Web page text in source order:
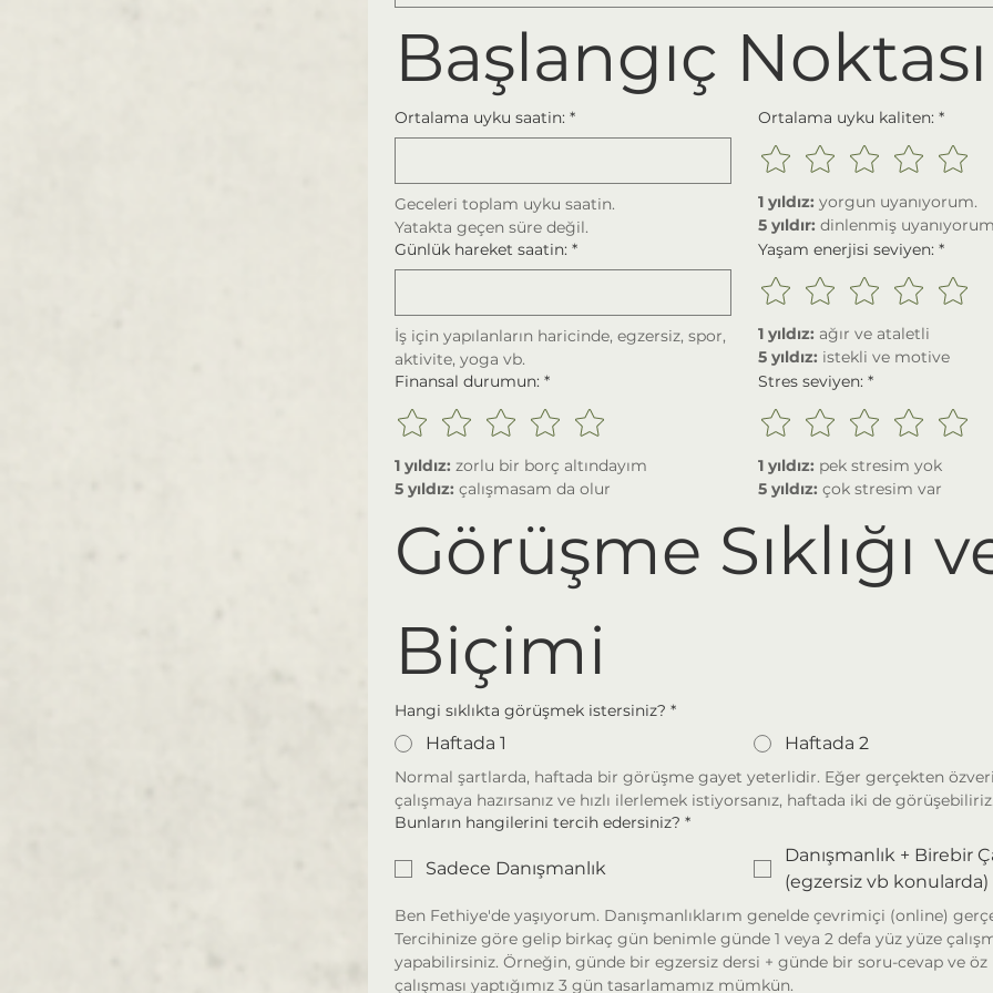
Başlangıç Noktası
Ortalama uyku saatin: *
Yatakta geçen süre değil.
Ortalama uyku kaliten: *
1 yıldız: yorgun uyanıyorum.
5 yıldır: dinlenmiş
Günlük hareket saatin: *
İş için yapılanların haricinde, egzersiz, spor,
aktivite, yoga vb.
Yaşam enerjisi seviyen: *
1 yıldız: ağır ve ataletli
5 yıldız: istekli ve motive
Finansal durumun: *
1 yıldız: zorlu bir borç altındayım
5 yıldız: çalışmasam da olur
Stres seviyen: *
1 yıldız: pek stresim yok
5 yıldız: çok stresim var
Görüşme Sıklığı
Biçimi
Hangi sıklıkta görüşmek istersiniz? *
Haftada 1 Haftada 2
Normal şartlarda, haftada bir görüşme gayet yeterlidir. Eğer gerçekten
çalışmaya hazırsanız ve hızlı ilerlemek istiyorsanız, haftada iki de
Bunların hangilerini tercih edersiniz? *
Sadece Danışmanlık
Danışmanlık + Birebir
(egzersiz vb konularda)
Ben Fethiye'de yaşıyorum. Danışmanlıklarım genelde çevrimiçi (online)
Tercihinize göre gelip birkaç gün benimle günde 1 veya 2 defa yüz yüze
yapabilirsiniz. Örneğin, günde bir egzersiz dersi + günde bir soru-cevap ve öz
çalışması yaptığımız 3 gün tasarlamamız mümkün.